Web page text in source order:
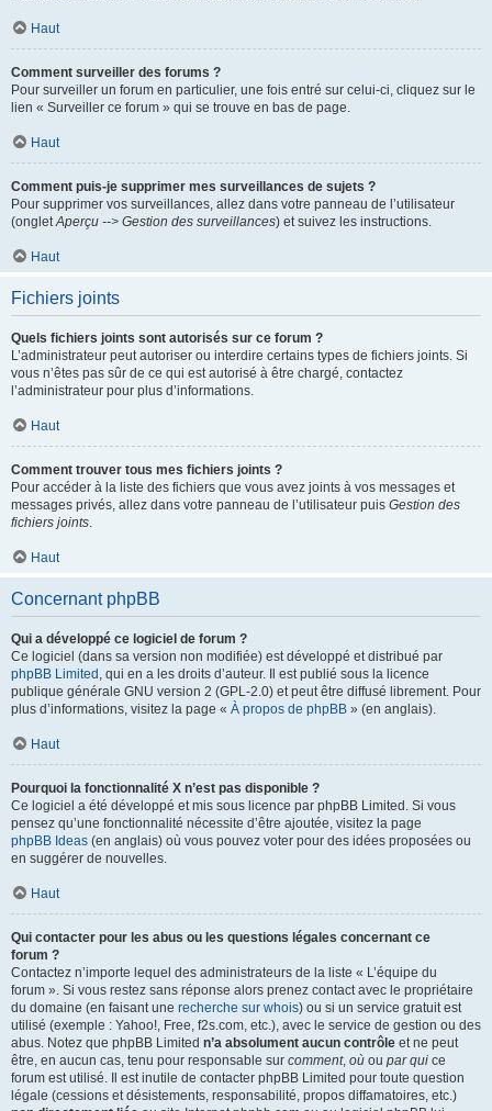
Haut
Comment surveiller des forums ?
Pour surveiller un forum en particulier, une fois entré sur celui-ci, cliquez sur le
lien « Surveiller ce forum » qui se trouve en bas de page.
Haut
Comment puis-je supprimer mes surveillances de sujets ?
Pour supprimer vos surveillances, allez dans votre panneau de l’utilisateur
(ongletAperçu --> Gestion des surveillances) et suivez les instructions.
Haut
Fichiers joints
Quels fichiers joints sont autorisés sur ce forum ?
L’administrateur peut autoriser ou interdire certains types de fichiers joints. Si
vous n’êtes pas sûr de ce qui est autorisé à être chargé, contactez
l’administrateur pour plus d’informations.
Haut
Comment trouver tous mes fichiers joints ?
Pour accéder à la liste des fichiers que vous avez joints à vos messages et
messages privés, allez dans votre panneau de l’utilisateur puis Gestion des
fichiers joints.
Haut
Concernant phpBB
Qui a développé ce logiciel de forum ?
Ce logiciel (dans sa version non modifiée) est développé et distribué par
phpBB Limited , qui en a les droits d’auteur. Il est publié sous la licence
publique générale GNU version 2 (GPL-2.0) et peut être diffusé librement. Pour
plus d’informations, visitez la page « À propos de phpBB » (en anglais).
Haut
Pourquoi la fonctionnalité X n’est pas disponible ?
Ce logiciel a été développé et mis sous licence par phpBB Limited. Si vous
pensez qu’une fonctionnalité nécessite d’être ajoutée, visitez la page
phpBB Ideas (en anglais) où vous pouvez voter pour des idées proposées ou
en suggérer de nouvelles.
Haut
Qui contacter pour les abus ou les questions légales concernant ce
forum ?
Contactez n’importe lequel des administrateurs de la liste « L’équipe du
forum ». Si vous restez sans réponse alors prenez contact avec le propriétaire
du domaine (en faisant une recherche sur whois) ou si un service gratuit est
utilisé (exemple : Yahoo!, Free, f2s.com, etc.), avec le service de gestion ou des
abus. Notez que phpBB Limited n’a absolument aucun contrôle et ne peut
être, en aucun cas, tenu pour responsable sur comment, où ou par qui ce
forum est utilisé. Il est inutile de contacter phpBB Limited pour toute question
légale (cessions et désistements, responsabilité, propos diffamatoires, etc.)